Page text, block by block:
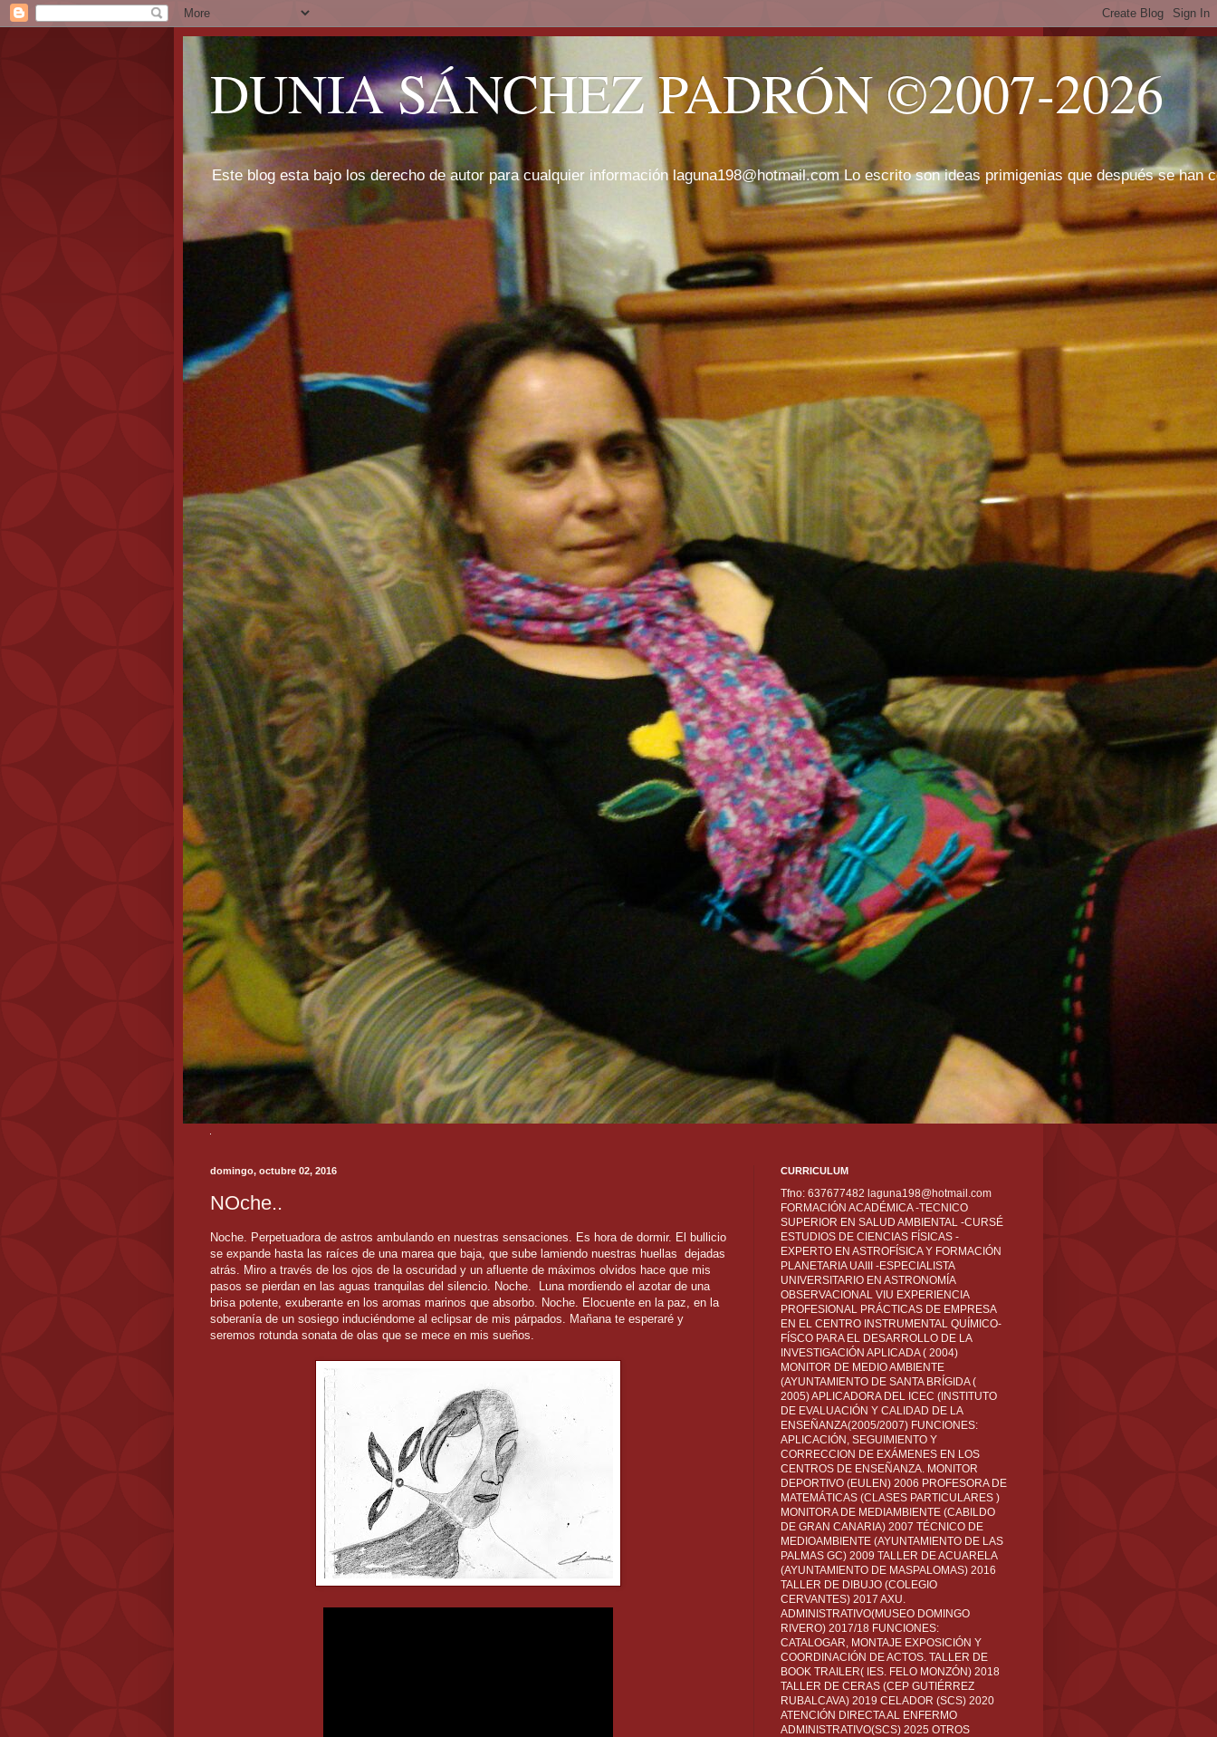
DUNIA SÁNCHEZ PADRÓN ©2007-2026
Este blog esta bajo los derecho de autor para cualquier información laguna198@hotmail.com Lo escrito son ideas primigenias que después se han
domingo, octubre 02, 2016
NOche..
Noche. Perpetuadora de astros ambulando en nuestras sensaciones. Es hora de dormir. El bullicio
se expande hasta las raíces de una marea que baja, que sube lamiendo nuestras huellas dejadas
atrás. Miro a través de los ojos de la oscuridad y un afluente de máximos olvidos hace que mis
pasos se pierdan en las aguas tranquilas del silencio. Noche. Luna mordiendo el azotar de una
brisa potente, exuberante en los aromas marinos que absorbo. Noche. Elocuente en la paz, en la
soberanía de un sosiego induciéndome al eclipsar de mis párpados. Mañana te esperaré y
seremos rotunda sonata de olas que se mece en mis sueños.
CURRICULUM
Tfno: 637677482 laguna198@hotmail.com
FORMACIÓN ACADÉMICA -TECNICO
SUPERIOR EN SALUD AMBIENTAL -CURSÉ
ESTUDIOS DE CIENCIAS FÍSICAS -
EXPERTO EN ASTROFÍSICA Y FORMACIÓN
PLANETARIA UAIII -ESPECIALISTA
UNIVERSITARIO EN ASTRONOMÍA
OBSERVACIONAL VIU EXPERIENCIA
PROFESIONAL PRÁCTICAS DE EMPRESA
EN EL CENTRO INSTRUMENTAL QUÍMICO-
FÍSCO PARA EL DESARROLLO DE LA
INVESTIGACIÓN APLICADA ( 2004)
MONITOR DE MEDIO AMBIENTE
(AYUNTAMIENTO DE SANTA BRÍGIDA (
2005) APLICADORA DEL ICEC (INSTITUTO
DE EVALUACIÓN Y CALIDAD DE LA
ENSEÑANZA(2005/2007) FUNCIONES:
APLICACIÓN, SEGUIMIENTO Y
CORRECCION DE EXÁMENES EN LOS
CENTROS DE ENSEÑANZA. MONITOR
DEPORTIVO (EULEN) 2006 PROFESORA DE
MATEMÁTICAS (CLASES PARTICULARES )
MONITORA DE MEDIAMBIENTE (CABILDO
DE GRAN CANARIA) 2007 TÉCNICO DE
MEDIOAMBIENTE (AYUNTAMIENTO DE LAS
PALMAS GC) 2009 TALLER DE ACUARELA
(AYUNTAMIENTO DE MASPALOMAS) 2016
TALLER DE DIBUJO (COLEGIO
CERVANTES) 2017 AXU.
ADMINISTRATIVO(MUSEO DOMINGO
RIVERO) 2017/18 FUNCIONES:
CATALOGAR, MONTAJE EXPOSICIÓN Y
COORDINACIÓN DE ACTOS. TALLER DE
BOOK TRAILER( IES. FELO MONZÓN) 2018
TALLER DE CERAS (CEP GUTIÉRREZ
RUBALCAVA) 2019 CELADOR (SCS) 2020
ATENCIÓN DIRECTA AL ENFERMO
ADMINISTRATIVO(SCS) 2025 OTROS